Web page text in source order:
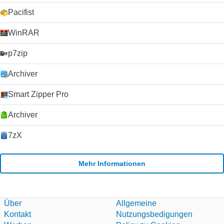
die Entwicklung beschleunigt, da Microsoft Skype als Ersatz
für seinen alternden Nachrichtendienst Windows Live
Download-Schaltfläche, um es auszuprobieren. Microsoft
erlaubt nicht mehr das Hosting seiner
Installationsprogramme. Deshalb leiten wir auf ihre
Download-Seite um.
Pacifist
WinRAR
p7zip
Archiver
Smart Zipper Pro
Archiver
7zX
Mehr Informationen
Über
Kontakt
Allgemeine
Nutzungsbedigungen